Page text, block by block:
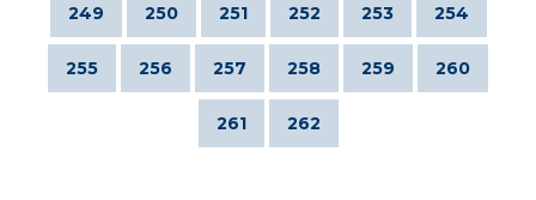
249 250 251 252 253 254
255 256 257 258 259 260
261 262